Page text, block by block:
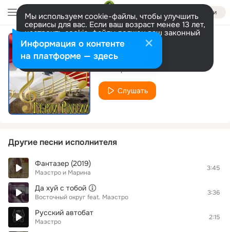
Войти
Мы используем cookie-файлы, чтобы улучшить
сервисы для вас. Если ваш возраст менее 13 лет,
настроить cookie-файлы должен ваш законный
представитель. Больше информации
Разрешить все Настроить
Мы ждём
Маэстро
Слушать
Другие песни исполнителя
Фантазер (2019)
Маэстро и Марина
3:45
Да хуй с тобой
Восточный округ feat. Маэстро
3:36
Русский автобат
Маэстро
2:15
Информация о контенте
на платформе — здесь